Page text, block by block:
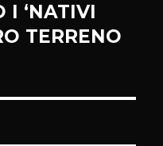
I ‘NATIVI
TERRENO